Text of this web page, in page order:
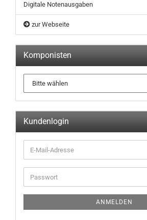
Digitale Notenausgaben
zur Webseite
Komponisten
Kundenlogin
ANMELDEN